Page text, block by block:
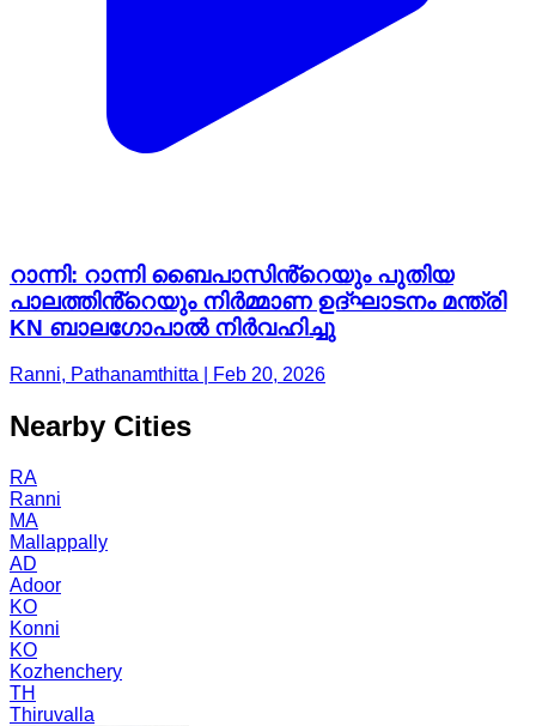
റാന്നി: റാന്നി ബൈപാസിൻ്റെയും പുതിയ
പാലത്തിൻ്റെയും നിർമ്മാണ ഉദ്ഘാടനം മന്ത്രി
KN ബാലഗോപാൽ നിർവഹിച്ചു
Ranni, Pathanamthitta | Feb 20, 2026
Nearby Cities
RA
Ranni
MA
Mallappally
AD
Adoor
KO
Konni
KO
Kozhenchery
TH
Thiruvalla